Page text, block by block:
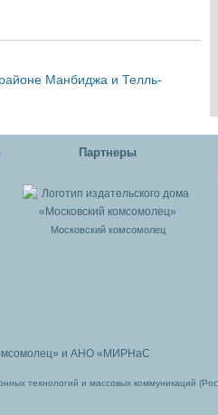
Манбиджа и Телль-
Партнеры
Московский комсомолец
и АНО «МИРНаС
технологий и массовых коммуникаций